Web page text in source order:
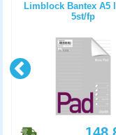
Limblock Bantex A5
5st/fp